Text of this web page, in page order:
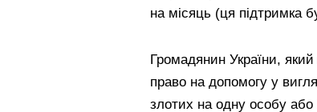
на місяць (ця підтримка
Громадянин України,
право на допомогу у
злотих на одну особу або